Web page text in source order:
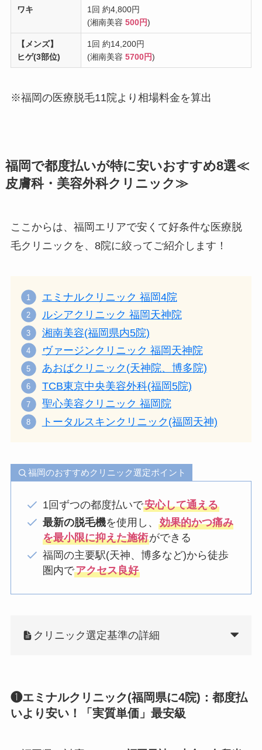
ワキ
1回 約4,800円
(湘南美容500円)
【メンズ】
ヒゲ(3部位)
1回 約14,200円
(湘南美容5700円)
※福岡の医療脱毛11院より相場料金を算出
福岡で都度払いが特に安いおすすめ8選≪
皮膚科・美容外科クリニック≫
ここからは、福岡エリアで安くて好条件な医療脱
毛クリニックを、8院に絞ってご紹介します！
エミナルクリニック 福岡4院
ルシアクリニック 福岡天神院
湘南美容(福岡県内5院)
ヴァージンクリニック 福岡天神院
あおばクリニック(天神院、博多院)
TCB東京中央美容外科(福岡5院)
聖心美容クリニック 福岡院
トータルスキンクリニック(福岡天神)
福岡のおすすめクリニック選定ポイント
1回ずつの都度払いで安心して通える
最新の脱毛機を使用し、 効果的かつ痛み
を最小限に抑えた施術ができる
福岡の主要駅(天神、博多など)から徒歩
圏内でアクセス良好
クリニック選定基準の詳細
❶エミナルクリニック(福岡県に4院)：都度払
いより安い！「実質単価」最安級